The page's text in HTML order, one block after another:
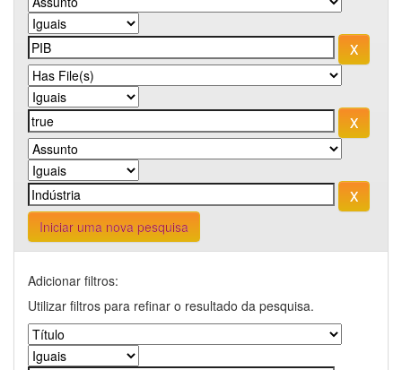
Iniciar uma nova pesquisa
Adicionar filtros:
Utilizar filtros para refinar o resultado da pesquisa.